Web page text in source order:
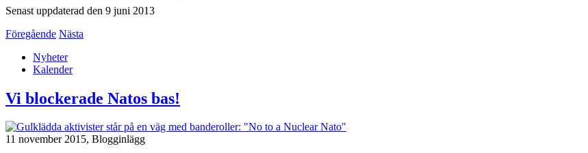
Senast uppdaterad den 9 juni 2013
Föregående Nästa
Nyheter
Kalender
Vi blockerade Natos bas!
11 november 2015, Blogginlägg